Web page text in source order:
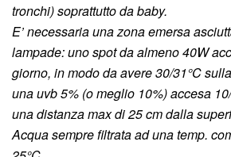
tronchi) soprattutto da baby.
E’ necessaria una zona emersa
lampade: uno spot da almeno 40W
giorno, in modo da avere 30/31°C
una uvb 5% (o meglio 10%) accesa
una distanza max di 25 cm dalla
Acqua sempre filtrata ad una temp.